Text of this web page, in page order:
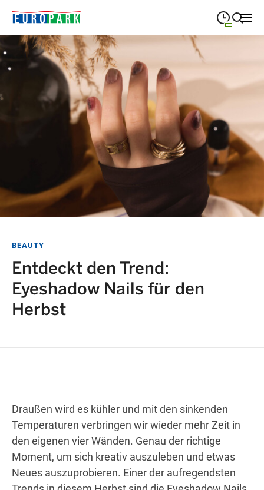
Montag
MONTAG 09:00
Dienstag
DIENSTAG 09:00
09:00
09:00 19:30
09:00— 21:00
SAMSTAG 09:00—18:00
BEAUTY
Entdeckt den Trend:
Eyeshadow Nails für den
Herbst
Draußen wird es kühler und mit den sinkenden
Temperaturen verbringen wir wieder mehr Zeit in
den eigenen vier Wänden. Genau der richtige
Moment, um sich kreativ auszuleben und etwas
Neues auszuprobieren. Einer der aufregendsten